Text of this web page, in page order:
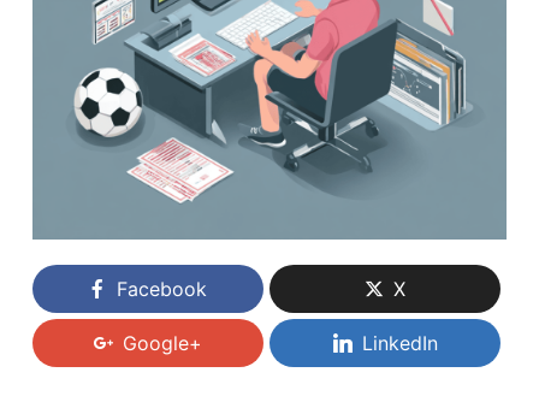
Facebook X
Google+ LinkedIn